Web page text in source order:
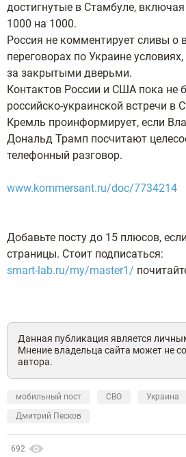
достигнутые в Стамбуле,
1000 на 1000.
Россия не комментирует сливы о
переговорах по Украине
за закрытыми дверьми.
Контактов России и США пока не
российско-украинской встречи в
Кремль проинформирует, если
Дональд Трамп посчитают
телефонный разговор.
www.kommersant.ru/doc/7734214
Добавьте посту до 15 плюсов,
страницы. Стоит подписаться:
smart-lab.ru/my/master1/
Данная публикация является
Мнение владельца сайта может не
автора.
мобильный пост СВО Украина
Дмитрий Песков
692